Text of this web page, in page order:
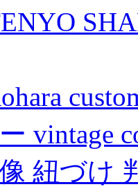
vintage
紐づけ